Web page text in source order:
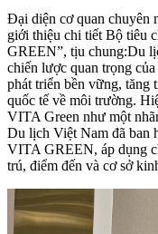
Đại diện cơ quan chuyên
giới thiệu chi tiết Bộ tiêu
GREEN”, tịu chung:Du
chiến lược quan trọng
phát triển bền vững, tăng
quốc tế về môi trường.
VITA Green như một
Du lịch Việt Nam đã ban
VITA GREEN, áp dụng
trú, điểm đến và cơ sở